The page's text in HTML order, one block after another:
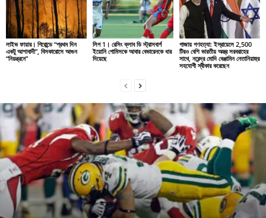
লাইভ ফায়ার। গিরোন্ডে “প্রথম দিন
একটু আশাবাদী”, বিসকারোসে আগুন
“নিয়ন্ত্রনে”
লিগ 1। রেসিং ক্লাব ডি স্ট্রাসবার্গ
ইয়োনি গোমিসকে আবার বেভারেনকে ধার
দিয়েছে
গাজায় গণহত্যা: ইস্রায়েলে 2,500
টিরও বেশি ভারতীয় অস্ত্র সরবরাহের
সাথে, নরেন্দ্র মোদি বেঞ্জামিন নেতানিয়াহুর
সহযোগী স্বীকার করেছেন